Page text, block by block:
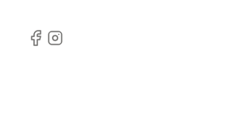
Facebook
Instagram